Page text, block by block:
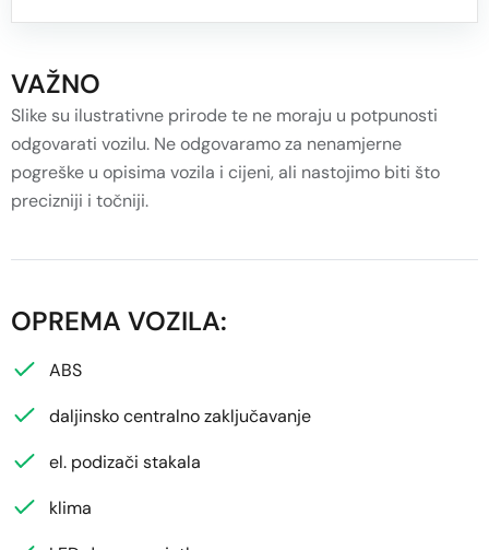
VAŽNO
Slike su ilustrativne prirode te ne moraju u potpunosti
odgovarati vozilu. Ne odgovaramo za nenamjerne
pogreške u opisima vozila i cijeni, ali nastojimo biti što
precizniji i točniji.
OPREMA VOZILA:
ABS
daljinsko centralno zaključavanje
el. podizači stakala
klima